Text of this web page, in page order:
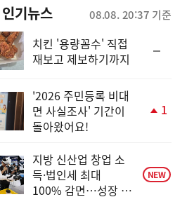
기뉴스 08.08. 20:37 기준
치킨 '용량꼼수' 직접
재보고 제보하기까지
'2026 주민등록 비대
면 사실조사' 기간이
돌아왔어요!
1
지방 신산업 창업 소
득·법인세 최대
100% 감면…성장 지
NEW